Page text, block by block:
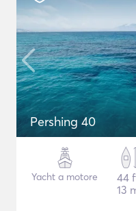
Pershing 40
Yacht a motore
44
13